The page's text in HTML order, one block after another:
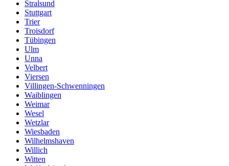
Stralsund
Stuttgart
Trier
Troisdorf
Tübingen
Ulm
Unna
Velbert
Viersen
Villingen-Schwenningen
Waiblingen
Weimar
Wesel
Wetzlar
Wiesbaden
Wilhelmshaven
Willich
Witten